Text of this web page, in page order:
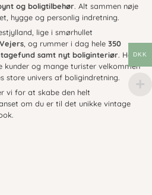
og boligtilbehør. Alt sammen nøje
hygge og personlig indretning.
lige i smørhullet
, og rummer i dag hele 350
samt nyt boliginteriør. Her
og mange turister velkommen
store univers af boligindretning.
vi for at skabe den helt
om du er til det unikke vintage
DKK